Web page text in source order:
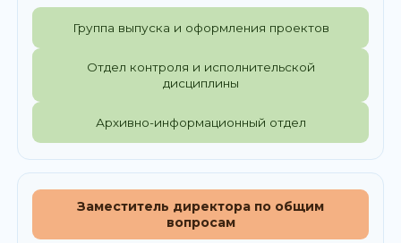
Группа выпуска и оформления проектов
Отдел контроля и исполнительской
дисциплины
Архивно-информационный отдел
Заместитель директора по общим
вопросам